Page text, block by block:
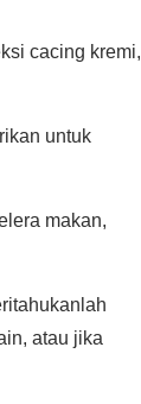
cacing kremi,
untuk
makan,
atau jika